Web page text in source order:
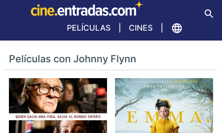
PELÍCULAS CINES
Películas con Johnny Flynn